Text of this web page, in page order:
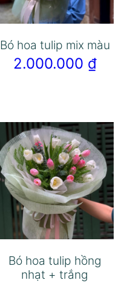
Bó hoa tulip mix màu
2.000.000 ₫
Bó hoa tulip hồng
nhạt + trắng